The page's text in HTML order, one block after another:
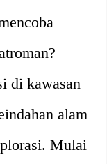
di kawasan
alam
Mulai